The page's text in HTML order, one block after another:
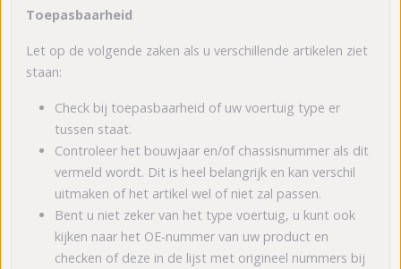
Toepasbaarheid
Let op de volgende zaken als u verschillende artikelen ziet
staan:
Check bij toepasbaarheid of uw voertuig type er
tussen staat.
Controleer het bouwjaar en/of chassisnummer als dit
vermeld wordt. Dit is heel belangrijk en kan verschil
uitmaken of het artikel wel of niet zal passen.
Bent u niet zeker van het type voertuig, u kunt ook
kijken naar het OE-nummer van uw product en
checken of deze in de lijst met origineel nummers bij